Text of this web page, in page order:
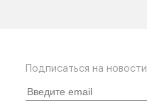
Подписаться на новости